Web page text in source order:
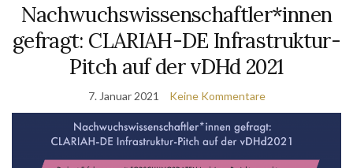
Nachwuchswissenschaftler*innen
gefragt: CLARIAH-DE Infrastruktur-
Pitch auf der vDHd 2021
7. Januar 2021 Keine Kommentare